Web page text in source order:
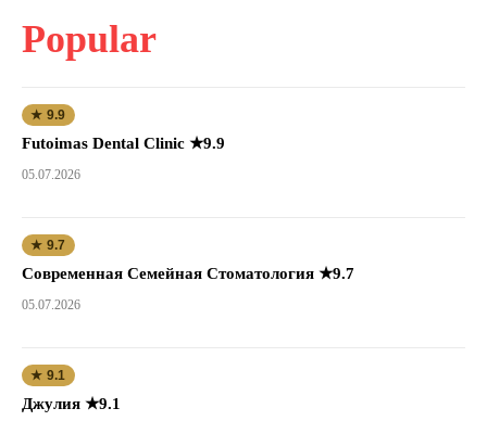
Popular
★ 9.9
Futoimas Dental Clinic ★9.9
05.07.2026
★ 9.7
Современная Семейная Стоматология ★9.7
05.07.2026
★ 9.1
Джулия ★9.1